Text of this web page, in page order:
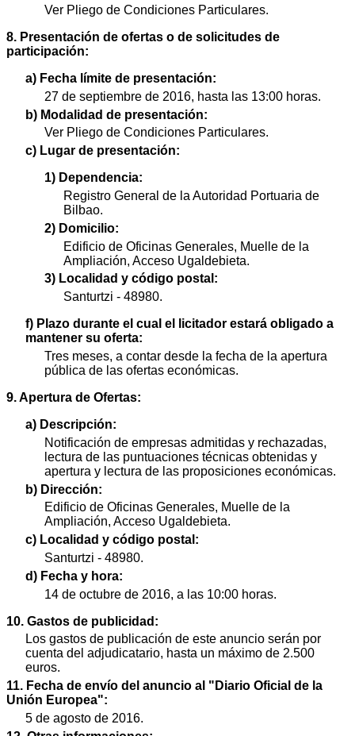
Ver Pliego de Condiciones Particulares.
8. Presentación de ofertas o de solicitudes de
participación:
a) Fecha límite de presentación:
27 de septiembre de 2016, hasta las 13:00 horas.
b) Modalidad de presentación:
Ver Pliego de Condiciones Particulares.
c) Lugar de presentación:
1) Dependencia:
Registro General de la Autoridad Portuaria de
Bilbao.
2) Domicilio:
Edificio de Oficinas Generales, Muelle de la
Ampliación, Acceso Ugaldebieta.
3) Localidad y código postal:
Santurtzi - 48980.
f) Plazo durante el cual el licitador estará obligado a
mantener su oferta:
Tres meses, a contar desde la fecha de la apertura
pública de las ofertas económicas.
9. Apertura de Ofertas:
a) Descripción:
Notificación de empresas admitidas y rechazadas,
lectura de las puntuaciones técnicas obtenidas y
apertura y lectura de las proposiciones económicas.
b) Dirección:
Edificio de Oficinas Generales, Muelle de la
Ampliación, Acceso Ugaldebieta.
c) Localidad y código postal:
Santurtzi - 48980.
d) Fecha y hora:
14 de octubre de 2016, a las 10:00 horas.
10. Gastos de publicidad:
Los gastos de publicación de este anuncio serán por
cuenta del adjudicatario, hasta un máximo de 2.500
euros.
11. Fecha de envío del anuncio al "Diario Oficial de la
Unión Europea":
5 de agosto de 2016.